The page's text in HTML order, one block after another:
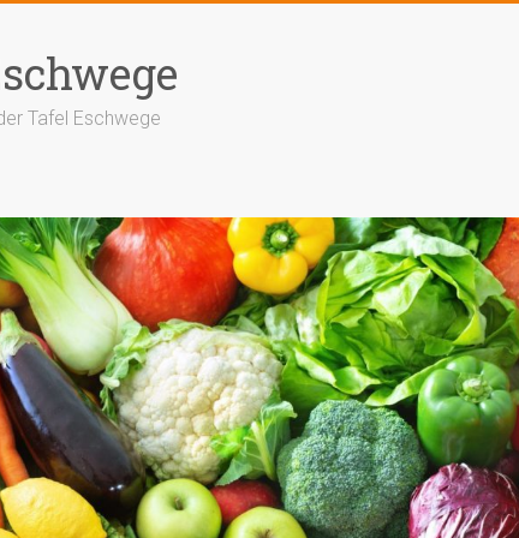
Tafel Eschwege